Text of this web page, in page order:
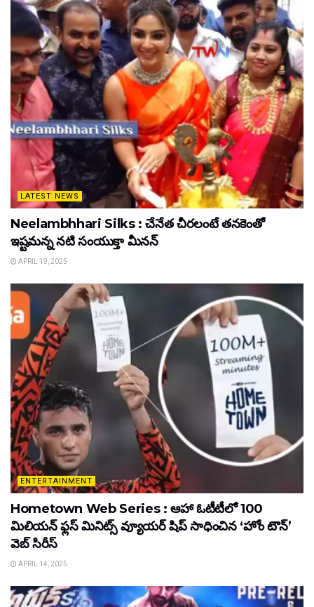
LATEST NEWS
Neelambhhari Silks : చేనేత చీరలంటే తనకెంతో
ఇష్టమన్న నటి సంయుక్తా మీనన్‌
APRIL 19, 2025
ENTERTAINMENT
Hometown Web Series : ఆహా ఓటీటీలో 100
మిలియన్ ఫ్లస్ మినిట్స్ వ్యూయర్ షిప్ సాధించిన ‘హోం టౌన్’
వెబ్ సిరీస్
APRIL 14, 2025